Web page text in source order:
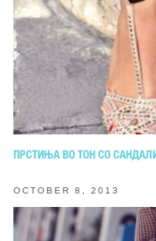
ПРСТИЊА ВО ТОН СО САНДАЛИ |
OCTOBER 8, 2013